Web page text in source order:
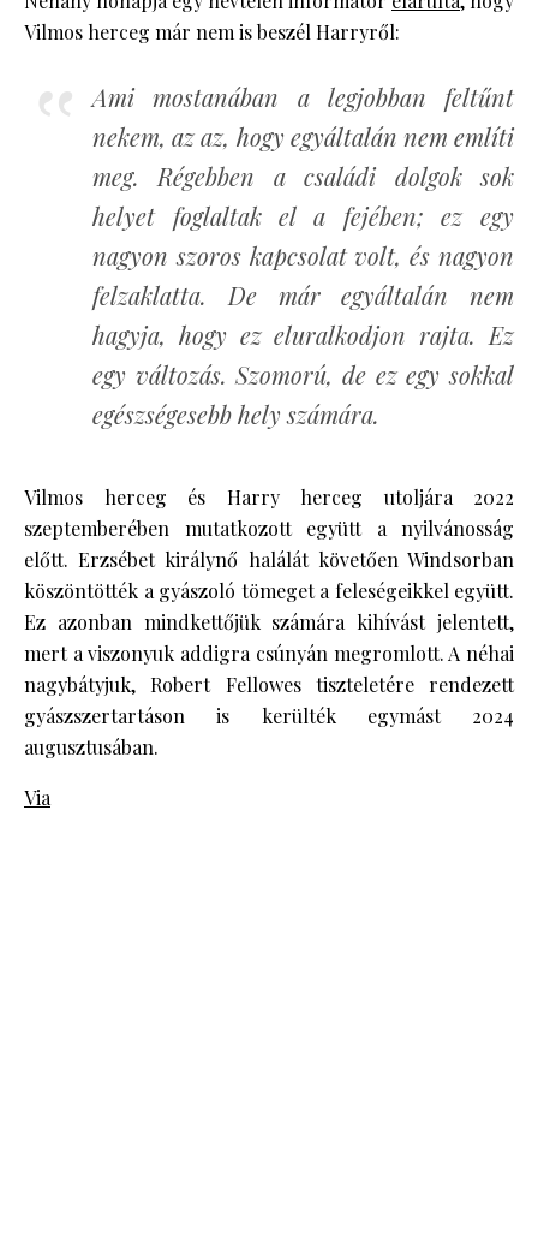
Vilmos herceg már nem is beszél Harryről:
Ami mostanában a legjobban feltűnt
nekem, az az, hogy egyáltalán nem említi
meg. Régebben a családi dolgok sok
helyet foglaltak el a fejében; ez egy
nagyon szoros kapcsolat volt, és nagyon
felzaklatta. De már egyáltalán nem
hagyja, hogy ez eluralkodjon rajta. Ez
egy változás. Szomorú, de ez egy sokkal
egészségesebb hely számára.
Vilmos herceg és Harry herceg utoljára 2022
szeptemberében mutatkozott együtt a nyilvánosság
előtt. Erzsébet királynő halálát követően Windsorban
köszöntötték a gyászoló tömeget a feleségeikkel együtt.
Ez azonban mindkettőjük számára kihívást jelentett,
mert a viszonyuk addigra csúnyán megromlott. A néhai
nagybátyjuk, Robert Fellowes tiszteletére rendezett
gyászszertartáson is kerülték egymást 2024
augusztusában.
Via